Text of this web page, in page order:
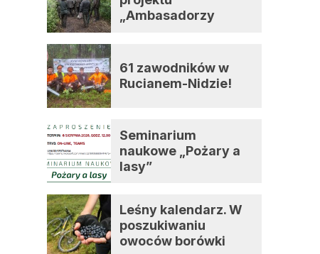
„Ambasadorzy
61 zawodników w
Rucianem-Nidzie!
Seminarium
naukowe „Pożary a
lasy”
Leśny kalendarz. W
poszukiwaniu
owoców borówki